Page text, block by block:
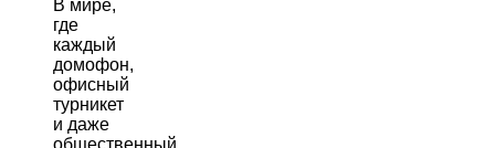
В мире,
где
каждый
домофон,
офисный
турникет
и даже
общественный